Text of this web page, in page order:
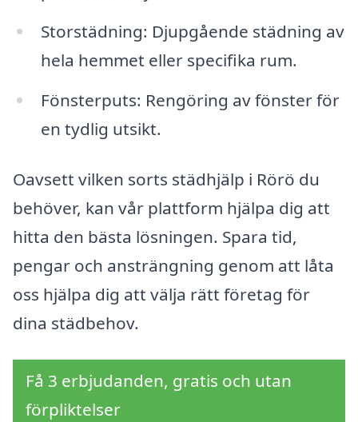
Storstädning: Djupgående städning av
hela hemmet eller specifika rum.
Fönsterputs: Rengöring av fönster för
en tydlig utsikt.
Oavsett vilken sorts städhjälp i Rörö du
behöver, kan vår plattform hjälpa dig att
hitta den bästa lösningen. Spara tid,
pengar och ansträngning genom att låta
oss hjälpa dig att välja rätt företag för
dina städbehov.
Få 3 erbjudanden, gratis och utan
förpliktelser